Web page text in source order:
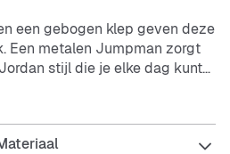
een gebogen klep geven deze
Een metalen Jumpman zorgt
stijl die je elke dag kunt
moderne pasvorm met